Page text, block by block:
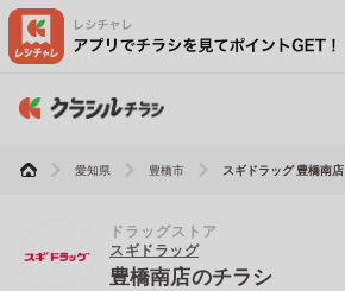
愛知県 豊橋市 スギドラッグ 豊橋南店
ドラッグストア
スギドラッグ
豊橋南店のチラシ